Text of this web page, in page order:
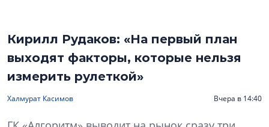
Кирилл Рудаков: «На первый план
выходят факторы, которые нельзя
измерить рулеткой»
Халмурат Касимов Вчера в 14:40